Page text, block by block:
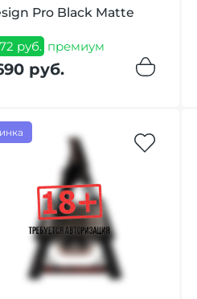
Pro Black Matte
руб. премиум
руб.